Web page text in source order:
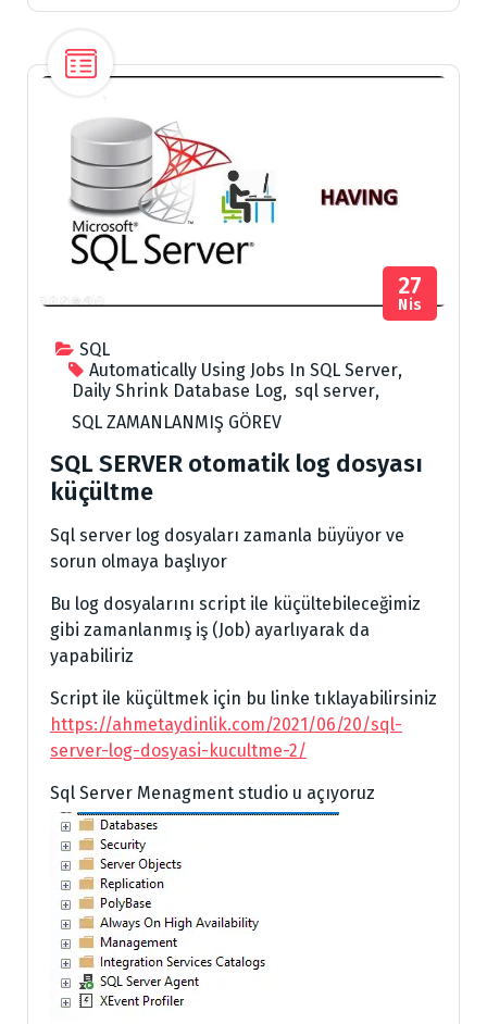
SQL
Automatically Using Jobs In SQL Server,
Daily Shrink Database Log, sql server,
SQL ZAMANLANMIŞ GÖREV
27
Nis
SQL SERVER otomatik log dosyası
küçültme
Sql server log dosyaları zamanla büyüyor ve
sorun olmaya başlıyor
Bu log dosyalarını script ile küçültebileceğimiz
gibi zamanlanmış iş (Job) ayarlıyarak da
yapabiliriz
Script ile küçültmek için bu linke tıklayabilirsiniz
https://ahmetaydinlik.com/2021/06/20/sql-
server-log-dosyasi-kucultme-2/
Sql Server Menagment studio u açıyoruz